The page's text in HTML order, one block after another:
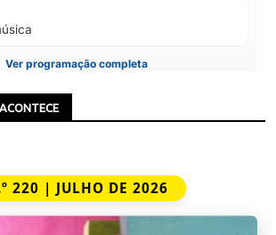
Ver programação completa
220 | JULHO DE 2026